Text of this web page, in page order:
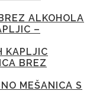
ALKOHOLA
–
KAPLJIC
BREZ
MEŠANICA S